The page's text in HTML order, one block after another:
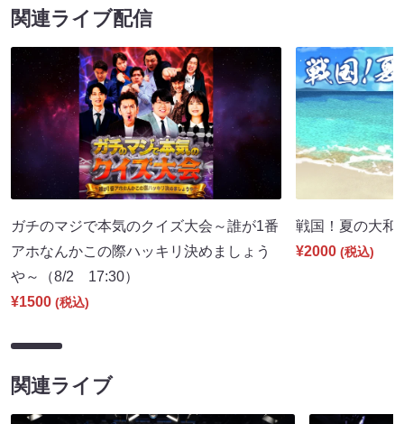
関連ライブ配信
ガチのマジで本気のクイズ大会～誰が1番
アホなんかこの際ハッキリ決めましょう
や～（8/2 17:30）
¥1500 (税込)
戦国！夏の大
¥2000 (税込)
関連ライブ